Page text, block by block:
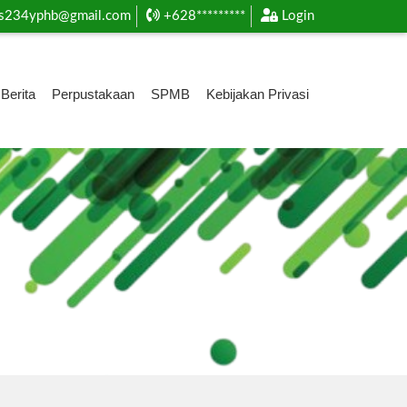
+628********* Login
Berita Perpustakaan SPMB Kebijakan Privasi